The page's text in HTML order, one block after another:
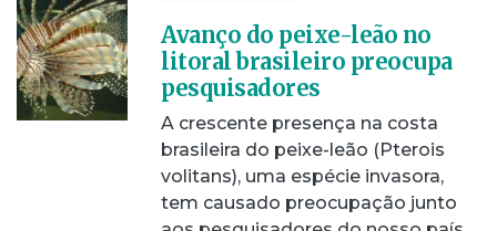
Avanço do peixe-leão no
litoral brasileiro preocupa
pesquisadores
A crescente presença na costa
brasileira do peixe-leão (Pterois
volitans), uma espécie invasora,
tem causado preocupação junto